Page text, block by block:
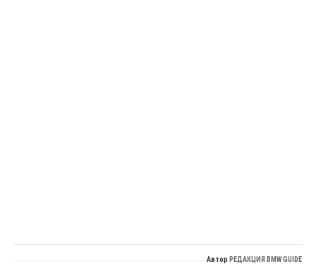
АвторРЕДАКЦИЯ BMW GUIDE